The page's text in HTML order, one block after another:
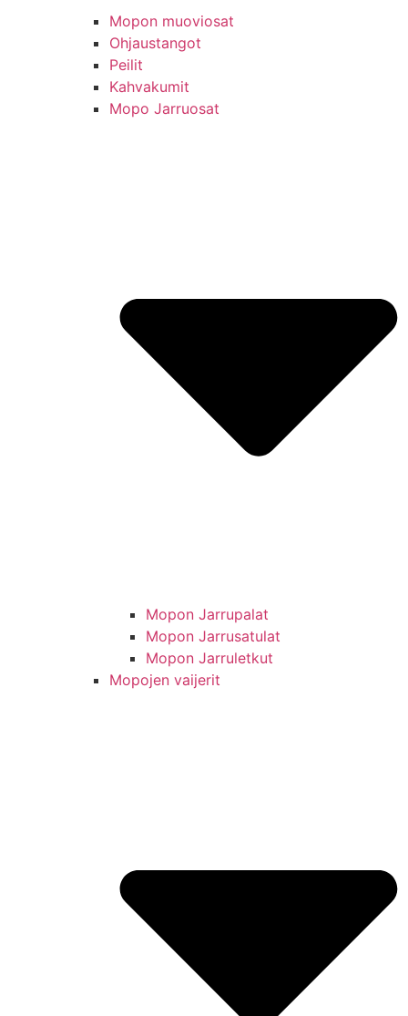
Mopon muoviosat
Ohjaustangot
Peilit
Kahvakumit
Mopo Jarruosat
Mopon Jarrupalat
Mopon Jarrusatulat
Mopon Jarruletkut
Mopojen vaijerit